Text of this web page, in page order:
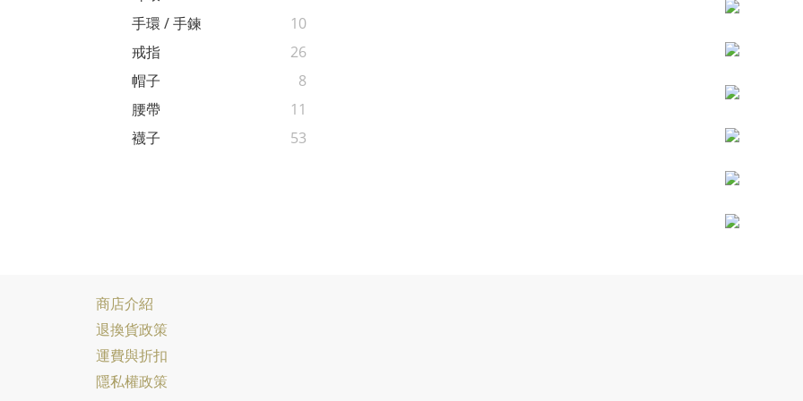
手環 / 手鍊
10
戒指
26
帽子
8
腰帶
11
襪子
53
商店介紹
退換貨政策
運費與折扣
隱私權政策